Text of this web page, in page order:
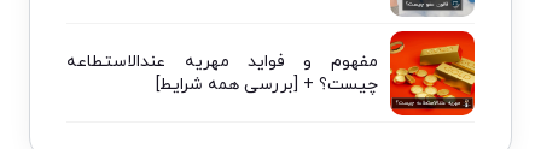
مفهوم و فواید مهریه عندالاستطاعه
چیست؟ + [بررسی همه شرایط]